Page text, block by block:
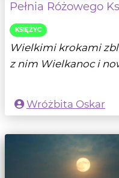
Pełnia Różowego
KSIĘŻYC
Wielkimi krokami
z nim Wielkanoc i
Wróżbita Oskar